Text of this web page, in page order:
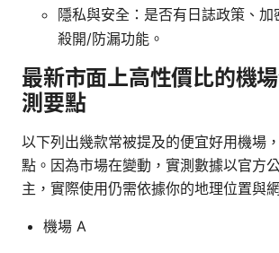
隱私與安全：是否有日誌政策、加
殺開/防漏功能。
最新市面上高性價比的機
測要點
以下列出幾款常被提及的便宜好用機場
點。因為市場在變動，實測數據以官方
主，實際使用仍需依據你的地理位置與
機場 A